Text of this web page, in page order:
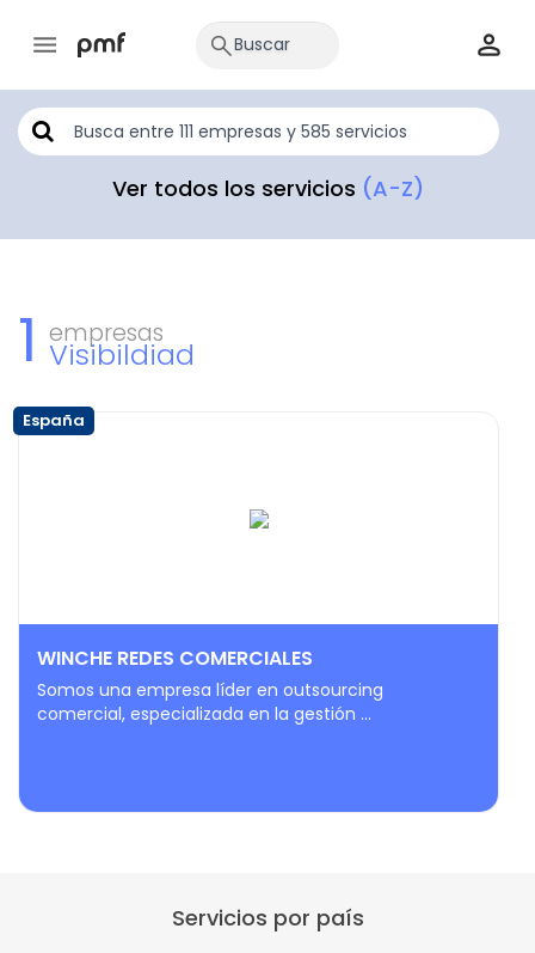
Ver todos los servicios (A-Z)
1 empresas
Visibildiad
España
WINCHE REDES COMERCIALES
Somos una empresa líder en outsourcing
comercial, especializada en la gestión ...
Servicios por país